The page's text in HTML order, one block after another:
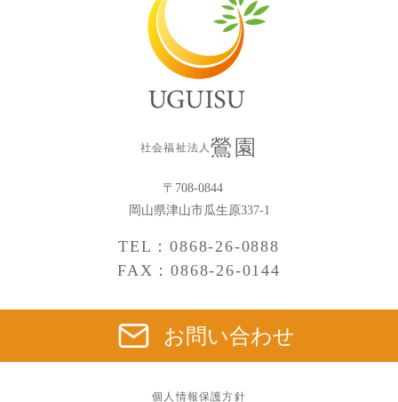
社会福祉法人鶯園
〒708-0844
岡山県津山市瓜生原337-1
TEL：0868-26-0888
FAX：0868-26-0144
お問い合わせ
個人情報保護方針